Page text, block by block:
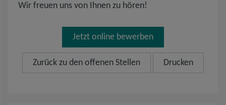
Wir freuen uns von Ihnen zu hören!
Jetzt online bewerben
Zurück zu den offenen Stellen Drucken